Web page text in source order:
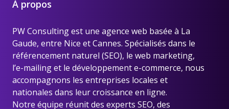
À propos
PW Consulting est une agence web basée à La
Gaude, entre Nice et Cannes. Spécialisés dans le
référencement naturel (SEO), le web marketing,
l’e-mailing et le développement e-commerce, nous
accompagnons les entreprises locales et
nationales dans leur croissance en ligne.
Notre équipe réunit des experts SEO, des